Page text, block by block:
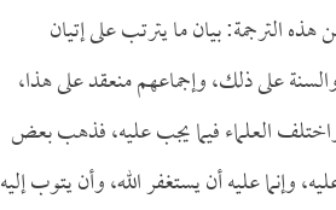
الترجمة: بيان ما يترتب على إتيان
على ذلك، وإجماعهم منعقد على هذا،
العلماء فيما يجب عليه، فذهب بعض
وإنما عليه أن يستغفر الله، وأن يتوب إليه